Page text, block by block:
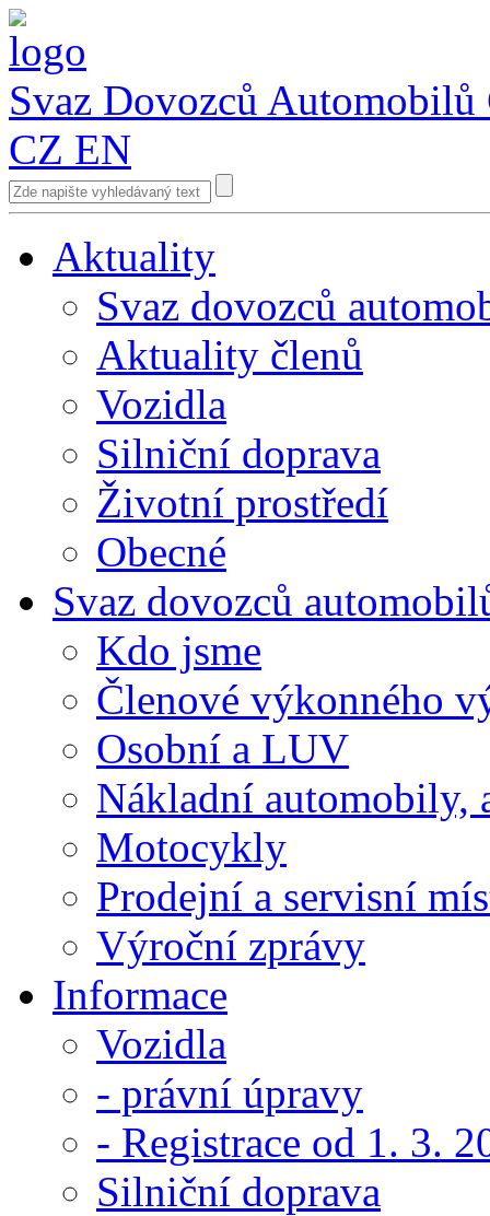
Svaz Dovozců Automobilů
CZ EN
Aktuality
Svaz dovozců
Aktuality členů
Vozidla
Silniční doprava
Životní prostředí
Obecné
Svaz dovozců
Kdo jsme
Členové výkonného
Osobní a LUV
Nákladní automobily,
Motocykly
Prodejní a servisní
Výroční zprávy
Informace
Vozidla
- právní úpravy
- Registrace od 1. 3.
Silniční doprava